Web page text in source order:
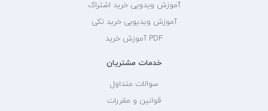
آموزش ویدویی خرید اشتراک
آموزش ویدیویی خرید تکی
PDF آموزش خرید
خدمات مشتریان
سوالات متداول
قوانین و مقررات